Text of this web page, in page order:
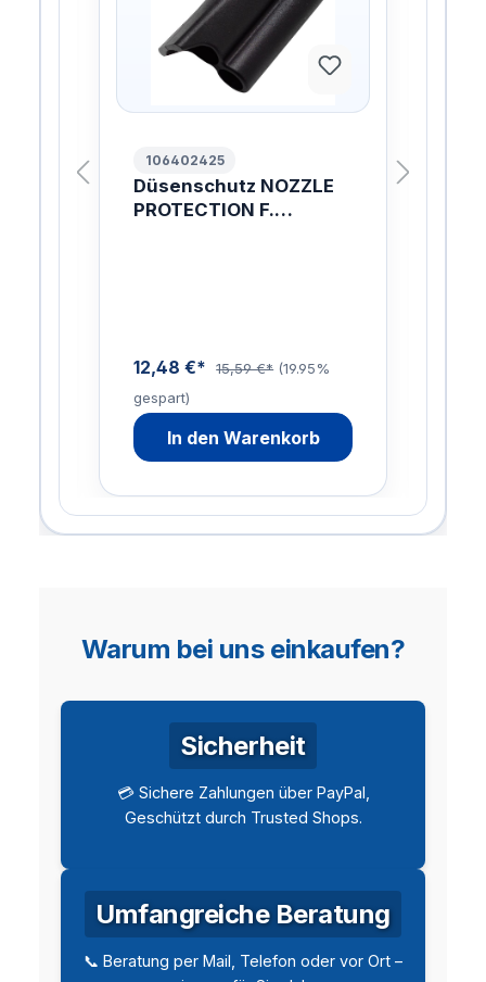
106402425
Düsenschutz NOZZLE
PROTECTION F.
12,48 €* 15,59 €* (19.95%
gespart)
In den Warenkorb
Warum bei uns einkaufen?
Sicherheit
💳 Sichere Zahlungen über PayPal,
Geschützt durch Trusted Shops.
Umfangreiche Beratung
📞 Beratung per Mail, Telefon oder vor Ort –